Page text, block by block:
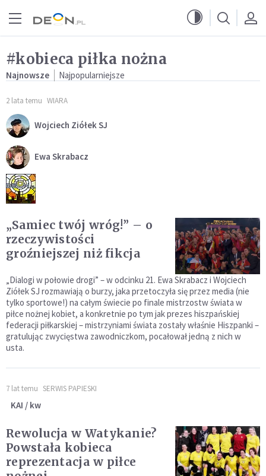
#kobieca piłka nożna
Najnowsze Najpopularniejsze
2 lata temu WIARA
Wojciech Ziółek SJ
Ewa Skrabacz
„Samiec twój wróg!” – o
rzeczywistości
groźniejszej niż fikcja
„Dialogi w połowie drogi” – w odcinku 21. Ewa Skrabacz i Wojciech
Ziółek SJ rozmawiają o burzy, jaka przetoczyła się przez media (nie
tylko sportowe!) na całym świecie po finale mistrzostw świata w
piłce nożnej kobiet, a konkretnie po tym jak prezes hiszpańskiej
federacji piłkarskiej – mistrzyniami świata zostały właśnie Hiszpanki –
gratulując zwycięstwa zawodniczkom, pocałował jedną z nich w
usta.
7 lat temu SERWIS PAPIESKI
KAI / kw
Rewolucja w Watykanie?
Powstała kobieca
reprezentacja w piłce